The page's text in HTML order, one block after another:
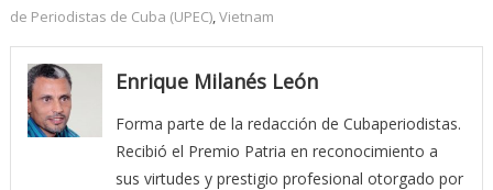
de Periodistas de Cuba (UPEC),Vietnam
Enrique Milanés León
Forma parte de la redacción de Cubaperiodistas.
Recibió el Premio Patria en reconocimiento a
sus virtudes y prestigio profesional otorgado por